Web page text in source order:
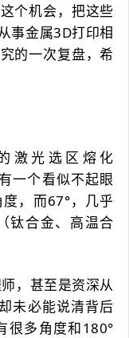
个机会，把这些
事金属3D打印相
的一次复盘，希
激光选区熔化
一个看似不起眼
，而67°，几乎
钛合金、高温合
，甚至是资深从
未必能说清背后
很多角度和180°